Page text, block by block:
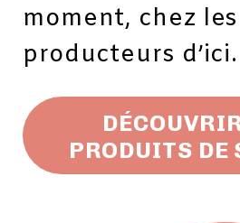
moment, chez les
producteurs d’ici.
PRODUITS DE